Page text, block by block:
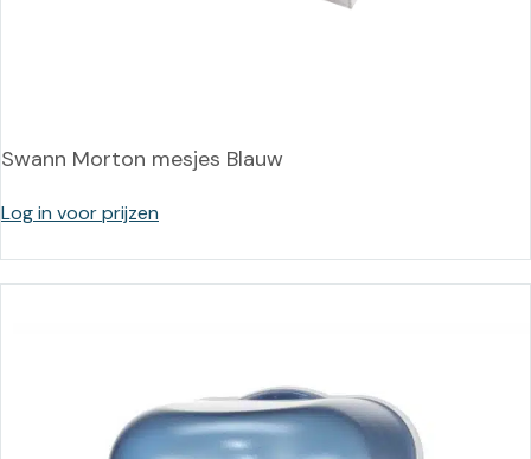
Swann Morton mesjes Blauw
Log in voor prijzen